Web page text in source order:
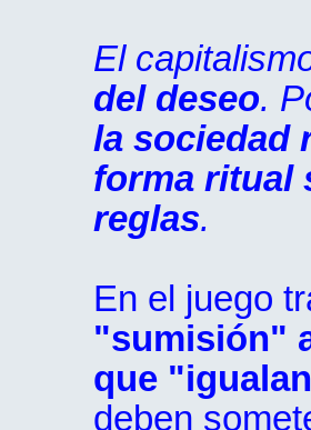
El
del deseo.
la sociedad
forma ritual
reglas.
En el juego
"sumisión"
que
deben